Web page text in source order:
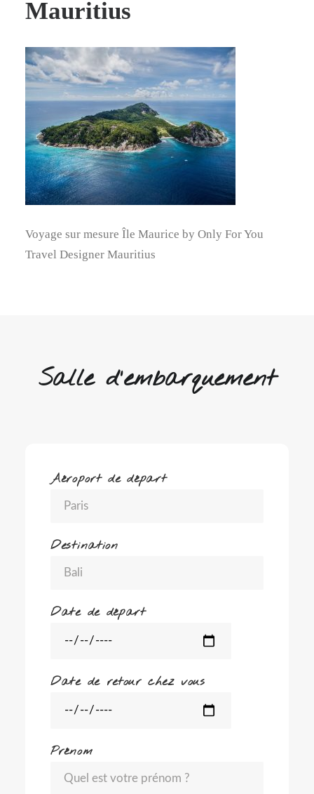
Mauritius
Voyage sur mesure Île Maurice by Only For You
Travel Designer Mauritius
Salle d'embarquement
Aéroport de départ
Destination
Date de départ
Date de retour chez vous
Prénom